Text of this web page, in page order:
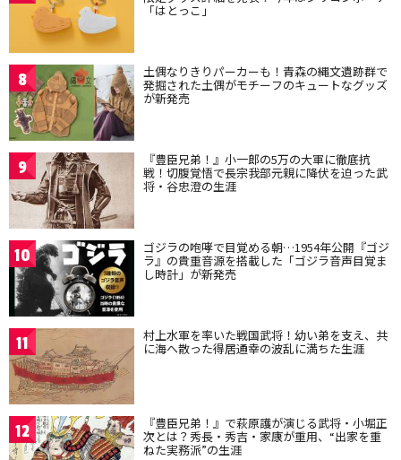
「はとっこ」
8 土偶なりきりパーカーも！青森の縄文遺跡群で
発掘された土偶がモチーフのキュートなグッズ
が新発売
9 『豊臣兄弟！』小一郎の5万の大軍に徹底抗
戦！切腹覚悟で長宗我部元親に降伏を迫った武
将・谷忠澄の生涯
10 ゴジラの咆哮で目覚める朝…1954年公開『ゴジ
ラ』の貴重音源を搭載した「ゴジラ音声目覚ま
し時計」が新発売
11 村上水軍を率いた戦国武将！幼い弟を支え、共
に海へ散った得居通幸の波乱に満ちた生涯
12 『豊臣兄弟！』で萩原護が演じる武将・小堀正
次とは？秀長・秀吉・家康が重用、“出家を重
ねた実務派”の生涯